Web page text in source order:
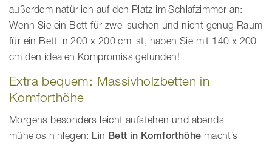
außerdem natürlich auf den Platz im Schlafzimmer an:
Wenn Sie ein Bett für zwei suchen und nicht genug Raum
für ein Bett in 200 x 200 cm ist, haben Sie mit 140 x 200
cm den idealen Kompromiss gefunden!
Extra bequem: Massivholzbetten in
Komforthöhe
Morgens besonders leicht aufstehen und abends
mühelos hinlegen: Ein Bett in Komforthöhe macht’s